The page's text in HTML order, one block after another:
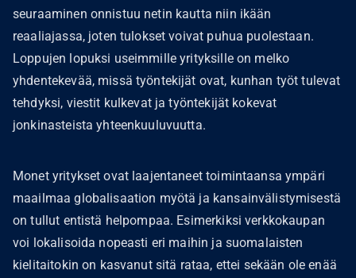
seuraaminen onnistuu netin kautta niin ikään
reaaliajassa, joten tulokset voivat puhua puolestaan.
Loppujen lopuksi useimmille yrityksille on melko
yhdentekevää, missä työntekijät ovat, kunhan työt tulevat
tehdyksi, viestit kulkevat ja työntekijät kokevat
jonkinasteista yhteenkuuluvuutta.
Monet yritykset ovat laajentaneet toimintaansa ympäri
maailmaa globalisaation myötä ja kansainvälistymisestä
on tullut entistä helpompaa. Esimerkiksi verkkokaupan
voi lokalisoida nopeasti eri maihin ja suomalaisten
kielitaitokin on kasvanut sitä rataa, ettei sekään ole enää